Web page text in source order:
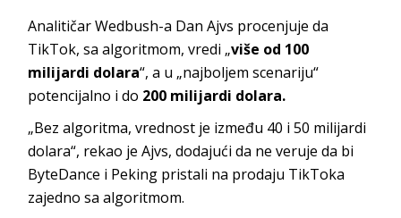
Analitičar Wedbush-a Dan Ajvs procenjuje da
TikTok, sa algoritmom, vredi „više od 100
milijardi dolara“, a u „najboljem scenariju“
potencijalno i do 200 milijardi dolara.
„Bez algoritma, vrednost je između 40 i 50 milijardi
dolara“, rekao je Ajvs, dodajući da ne veruje da bi
ByteDance i Peking pristali na prodaju TikToka
zajedno sa algoritmom.